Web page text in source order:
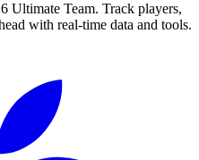
Ultimate Team. Track players,
with real-time data and tools.